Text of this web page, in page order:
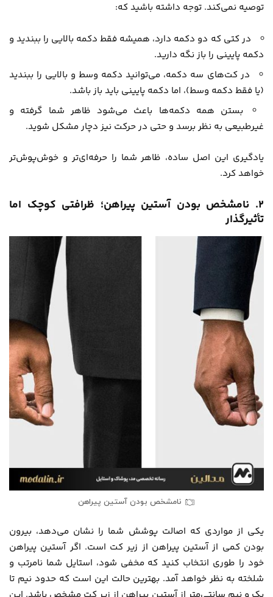
توصیه نمی‌کند. توجه داشته باشید که:
در کتی که دو دکمه دارد، همیشه فقط دکمه بالایی را ببندید و
دکمه پایینی را باز نگه دارید.
در کت‌های سه دکمه، می‌توانید دکمه وسط و بالایی را ببندید
(یا فقط دکمه وسط)، اما دکمه پایینی باید باز باشد.
بستن همه دکمه‌ها باعث می‌شود ظاهر شما گرفته و
غیرطبیعی به نظر برسد و حتی در حرکت نیز دچار مشکل شوید.
یادگیری این اصل ساده، ظاهر شما را حرفه‌ای‌تر و خوش‌پوش‌تر
خواهد کرد.
۲. نامشخص بودن آستین پیراهن؛ ظرافتی کوچک اما
تأثیرگذار
نامشخص بودن آستین پیراهن
یکی از مواردی که اصالت پوشش شما را نشان می‌دهد، بیرون
بودن کمی از آستین پیراهن از زیر کت است. اگر آستین پیراهن
خود را طوری انتخاب کنید که مخفی شود، استایل شما نامرتب و
شلخته به نظر خواهد آمد. بهترین حالت این است که حدود نیم تا